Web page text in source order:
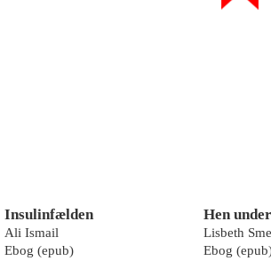
Insulinfælden
Ali Ismail
Ebog (epub)
Hen
Lisbeth
Ebog